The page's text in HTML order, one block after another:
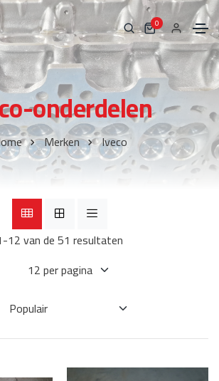
0
onderdelen
Merken Iveco
12 van de 51 resultaten